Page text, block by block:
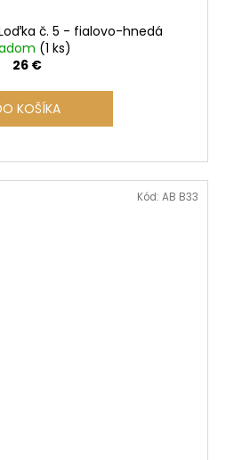
č. 5 - fialovo-hnedá
(1 ks)
26 €
KOŠÍKA
Kód: AB B33